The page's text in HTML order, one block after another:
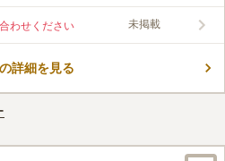
るより手軽に利用できるのが魅力のひと
ぼは、月額3,980円でお墓を利用する
用を抑えられるほか、ご自身のタイミン
すすめです。
ていません。
わせください 未掲載
詳細を見る